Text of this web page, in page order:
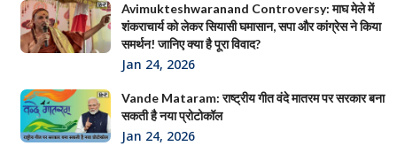
Avimukteshwaranand Controversy: माघ मेले में
शंकराचार्य को लेकर सियासी घमासान, सपा और कांग्रेस ने किया
समर्थन! जानिए क्या है पूरा विवाद?
Jan 24, 2026
Vande Mataram: राष्ट्रीय गीत वंदे मातरम पर सरकार बना
सकती है नया प्रोटोकॉल
Jan 24, 2026